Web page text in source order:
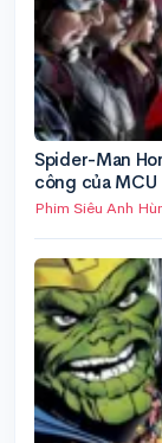
Spider-Man
công của MCU
Phim Siêu Anh